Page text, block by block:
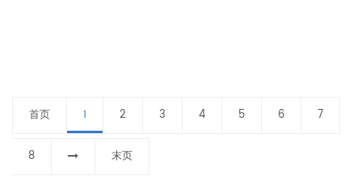
首页 1 2 3 4 5 6 7
8 末页